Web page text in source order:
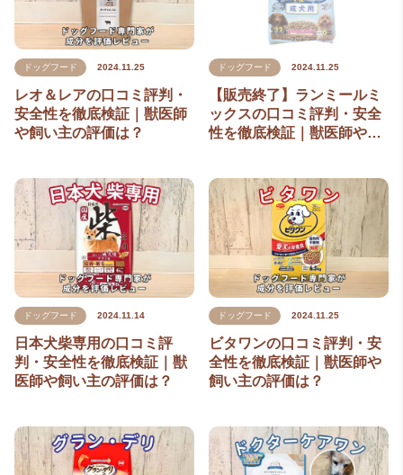
ドッグフード 2024.11.25
レオ＆レアの口コミ評判・
安全性を徹底検証｜獣医師
や飼い主の評価は？
ドッグフード 2024.11.25
【販売終了】ランミールミ
ックスの口コミ評判・安全
性を徹底検証｜獣医師や…
ドッグフード 2024.11.14
日本犬柴専用の口コミ評
判・安全性を徹底検証｜獣
医師や飼い主の評価は？
ドッグフード 2024.11.25
ビタワンの口コミ評判・安
全性を徹底検証｜獣医師や
飼い主の評価は？